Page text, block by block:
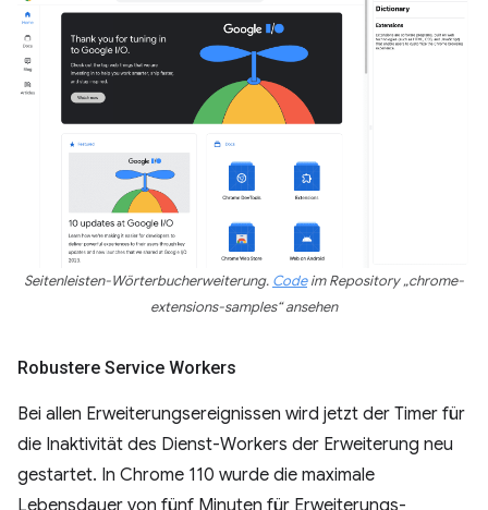
Seitenleisten-Wörterbucherweiterung. Codeim Repository „chrome-
extensions-samples“ ansehen
Robustere Service Workers
Bei allen Erweiterungsereignissen wird jetzt der Timer für
die Inaktivität des Dienst-Workers der Erweiterung neu
gestartet. In Chrome 110 wurde die maximale